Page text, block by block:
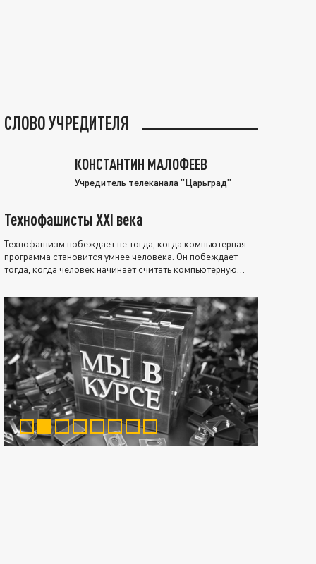
СЛОВО УЧРЕДИТЕЛЯ
КОНСТАНТИН МАЛОФЕЕВ
Учредитель телеканала "Царьград"
Технофашисты XXI века
Технофашизм побеждает не тогда, когда компьютерная
программа становится умнее человека. Он побеждает
тогда, когда человек начинает считать компьютерную